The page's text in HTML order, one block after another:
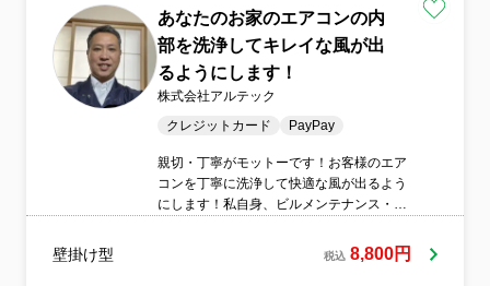
あなたのお家のエアコンの内
部を洗浄してキレイな風が出
るようにします！
株式会社アルテック
クレジットカード
PayPay
親切・丁寧がモットーです！お客様のエア
コンを丁寧に洗浄して快適な風が出るよう
にします！私自身、ビルメンテナンス・ハ
壁掛け型 税込 8,800円